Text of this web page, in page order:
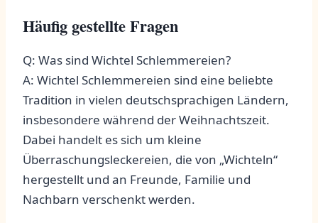
Häufig ‌gestellte Fragen
Q: ​Was​ sind Wichtel Schlemmereien?
A: Wichtel ⁢Schlemmereien‍ sind⁤ eine‍ beliebte
Tradition in‍ vielen deutschsprachigen Ländern,
insbesondere während der Weihnachtszeit.
Dabei ​handelt ⁢es sich⁢ um‍ kleine
Überraschungsleckereien, die ‍von „Wichteln“
hergestellt und an ‌Freunde, Familie und
⁤Nachbarn verschenkt ​werden.